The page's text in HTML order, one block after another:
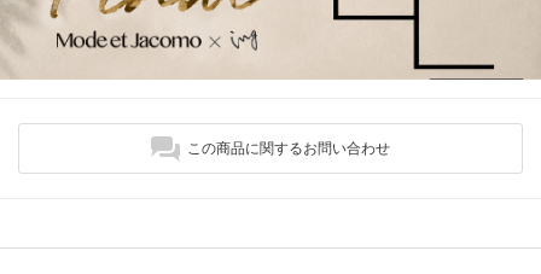
この商品に関するお問い合わせ